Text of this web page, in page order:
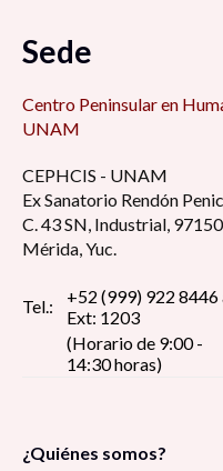
Sede
Centro Peninsular en
UNAM
CEPHCIS - UNAM
Ex Sanatorio Rendón
C. 43 SN, Industrial, 97150
Mérida, Yuc.
Tel.:
+52 (999) 922 8446
Ext: 1203
(Horario de 9:00 -
14:30 horas)
¿Quiénes somos?